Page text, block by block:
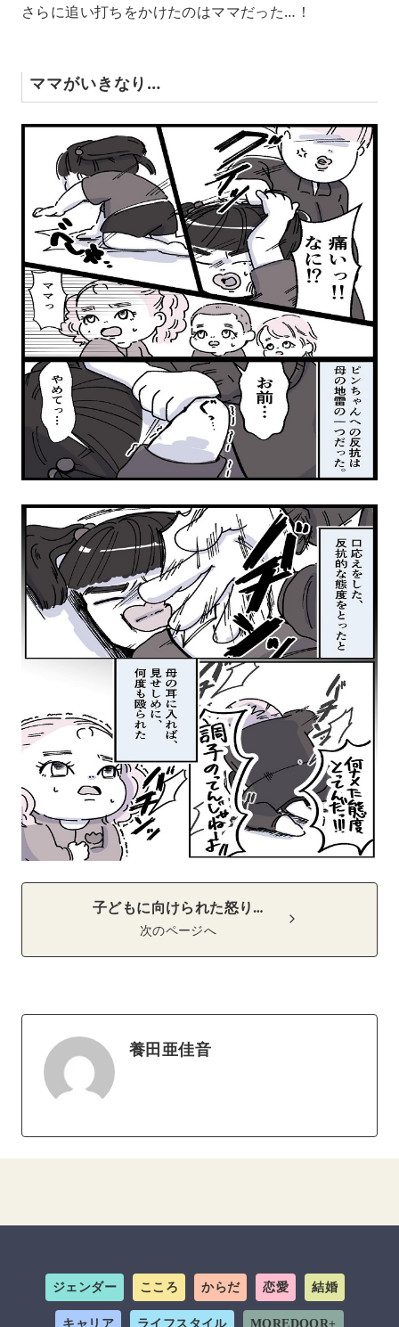
さらに追い打ちをかけたのはママだった…！
ママがいきなり…
子どもに向けられた怒り…
次のページへ
養田亜佳音
ジェンダー こころ からだ 恋愛 結婚
キャリア ライフスタイル MOREDOOR+